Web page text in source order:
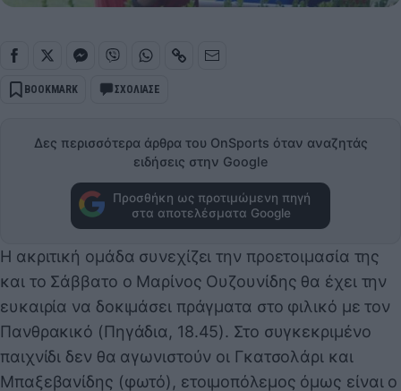
BOOKMARK ΣΧΟΛΙΑΣΕ
Δες περισσότερα άρθρα του OnSports όταν αναζητάς
ειδήσεις στην Google
Προσθήκη ως προτιμώμενη πηγή
στα αποτελέσματα Google
Η ακριτική ομάδα συνεχίζει την προετοιμασία της
και το Σάββατο ο Μαρίνος Ουζουνίδης θα έχει την
ευκαιρία να δοκιμάσει πράγματα στο φιλικό με τον
Πανθρακικό (Πηγάδια, 18.45). Στο συγκεκριμένο
παιχνίδι δεν θα αγωνιστούν οι Γκατσολάρι και
Μπαξεβανίδης (φωτό), ετοιμοπόλεμος όμως είναι ο